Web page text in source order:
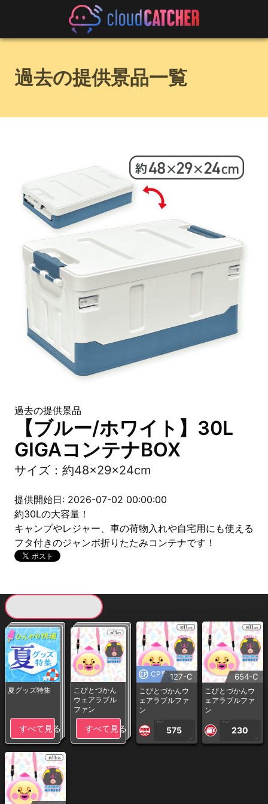
過去の提供景品一覧
過去の提供景品
【ブルー/ホワイト】30L
GIGAコンテナBOX
サイズ：約48×29×24cm
提供開始日: 2026-07-02 00:00:00
約30Lの大容量！
キャンプやレジャー、車の荷物入れや自宅用にも使える
フタ付きのジャンボ折りたたみコンテナです！
夏グッズ特集
すべて見る
こびとづかん
ウェアラブル
ファン
すべて見る
CP専用127-C
こびとづかんウ
ェアラブルファ
ン
1PLAY
575
CP
654-C
こびとづかんウ
ェアラブルファ
ン
1PLAY
230
CP